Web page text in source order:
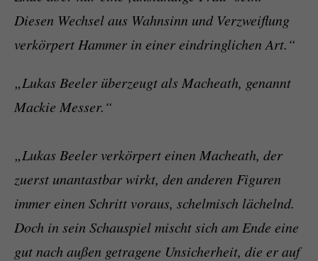
Diesen Wechsel aus Wahnsinn und Verzweiflung
verkörpert Hammer in einer eindringlichen Art.“
„Lukas Beeler überzeugt als Macheath, genannt
Mackie Messer.“
„Lukas Beeler verkörpert einen Macheath, der
zuerst unantastbar wirkt, den anderen Figuren
immer einen Schritt voraus, schelmisch lächelnd.
Doch in sein Schauspiel mischt sich am Ende eine
gut nach außen getragene Unsicherheit, die er auf